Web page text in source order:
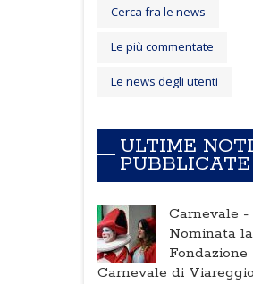
Cerca fra le news
Le più commentate
Le news degli utenti
ULTIME
PUBBLICATE
Carnevale -
Nominata
Fondazione
Carnevale di Viareggio